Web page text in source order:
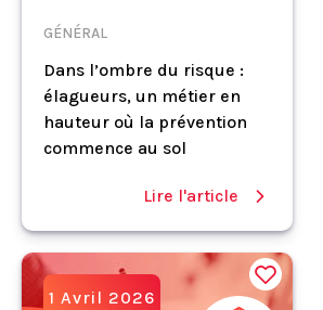
GÉNÉRAL
Dans l’ombre du risque :
élagueurs, un métier en
hauteur où la prévention
commence au sol
Lire l'article
1 Avril 2026